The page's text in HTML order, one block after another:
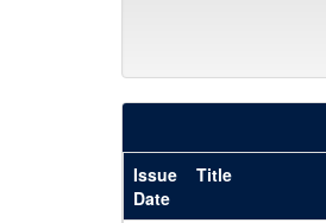
Issue
Date
Title